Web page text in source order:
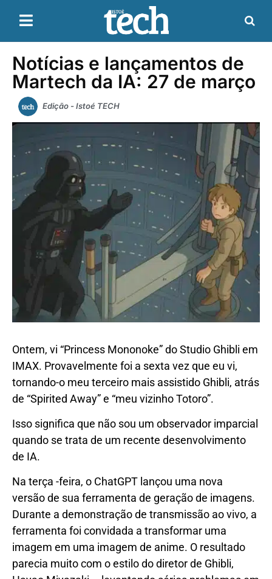
Notícias e lançamentos de
Martech da IA: 27 de março
Edição - Istoé TECH
Ontem, vi “Princess Mononoke” do Studio Ghibli em
IMAX. Provavelmente foi a sexta vez que eu vi,
tornando-o meu terceiro mais assistido Ghibli, atrás
de “Spirited Away” e “meu vizinho Totoro”.
Isso significa que não sou um observador imparcial
quando se trata de um recente desenvolvimento
de IA.
Na terça -feira, o ChatGPT lançou uma nova
versão de sua ferramenta de geração de imagens.
Durante a demonstração de transmissão ao vivo, a
ferramenta foi convidada a transformar uma
imagem em uma imagem de anime. O resultado
parecia muito com o estilo do diretor de Ghibli,